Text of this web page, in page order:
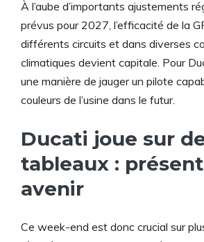
À l’aube d’importants ajustements
prévus pour 2027, l’efficacité de la
différents circuits et dans diverses
climatiques devient capitale. Pour
une manière de jauger un pilote
couleurs de l’usine dans le futur.
Ducati joue sur
tableaux :
avenir
Ce week-end est donc crucial sur